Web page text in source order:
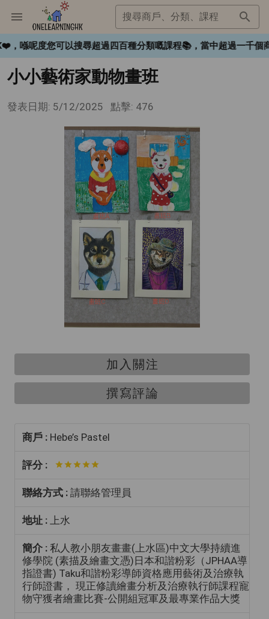
搜尋商戶、分類、課程
呢度您可以搜尋超過四百種分類嘅課程📚，當中超過一千個
小小藝術家動物畫班
發表日期: 5/12/2025 點擊: 476
加入關注
撰寫評論
商戶 : Hebe’s Pastel
評分 :
聯絡方式 : 請聯絡管理員
地址 : 上水
簡介 : 私人教小朋友畫畫(上水區)中文大學持續進
修學院 (素描及繪畫文憑)日本和諧粉彩（JPHAA導
指證書) Taku和諧粉彩導師資格應用藝術及治療執
行師證書， 現正修讀繪畫分析及治療執行師課程寵
物守獲者繪畫比賽-公開組冠軍及最專業作品大獎